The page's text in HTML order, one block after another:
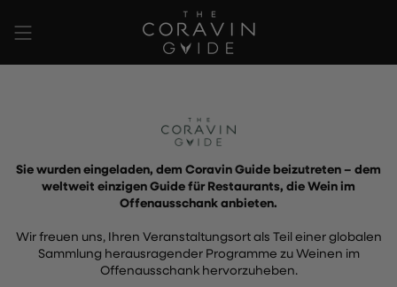
Inhalt
springen
Sie wurden eingeladen, dem Coravin Guide beizutreten – dem
weltweit einzigen Guide für Restaurants, die Wein im
Offenausschank anbieten.
Wir freuen uns, Ihren Veranstaltungsort als Teil einer globalen
Sammlung herausragender Programme zu Weinen im
Offenausschank hervorzuheben.